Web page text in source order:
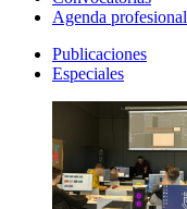
Agenda profesional
Publicaciones
Especiales